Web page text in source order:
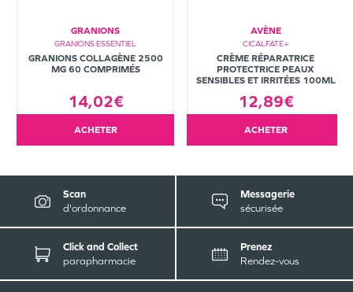
GRANIONS
GRANIONS ESSENTIEL
GRANIONS COLLAGÈNE 2500
MG 60 COMPRIMÉS
14,02€
ACHETER
AVÈNE
CICALFATE+
CRÈME RÉPARATRICE
PROTECTRICE PEAUX
SENSIBLES ET IRRITÉES 100ML
12,89€
ACHETER
Scan
d'ordonnance
Messagerie
sécurisée
Click and Collect
parapharmacie
Prenez
Rendez-vous